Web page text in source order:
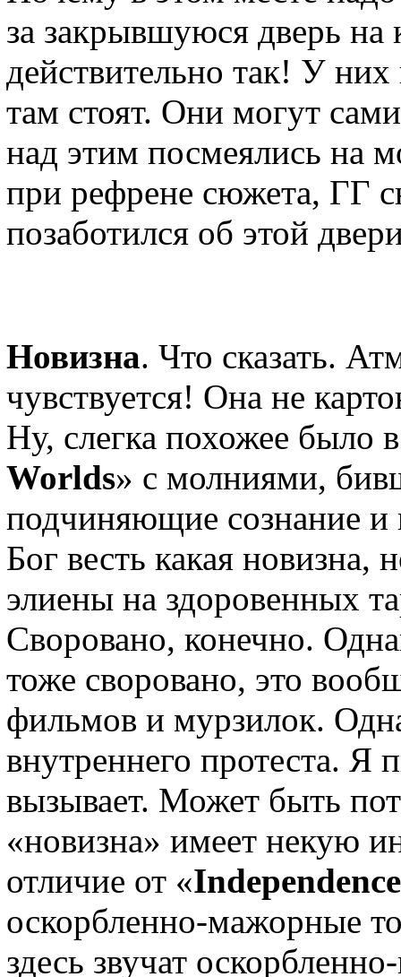
за закрывшуюся дверь
действительно так! У
там стоят. Они могут
над этим посмеялись на
при рефрене сюжета, ГГ
позаботился об этой
Новизна. Что сказать.
чувствуется! Она не
Ну, слегка похожее было
Worlds» с молниями,
подчиняющие сознание
Бог весть какая
элиены на здоровенных
Своровано, конечно.
тоже своровано, это
фильмов и мурзилок.
внутреннего протеста.
вызывает. Может быть
«новизна» имеет некую
отличие от «
оскорбленно-мажорные
здесь звучат